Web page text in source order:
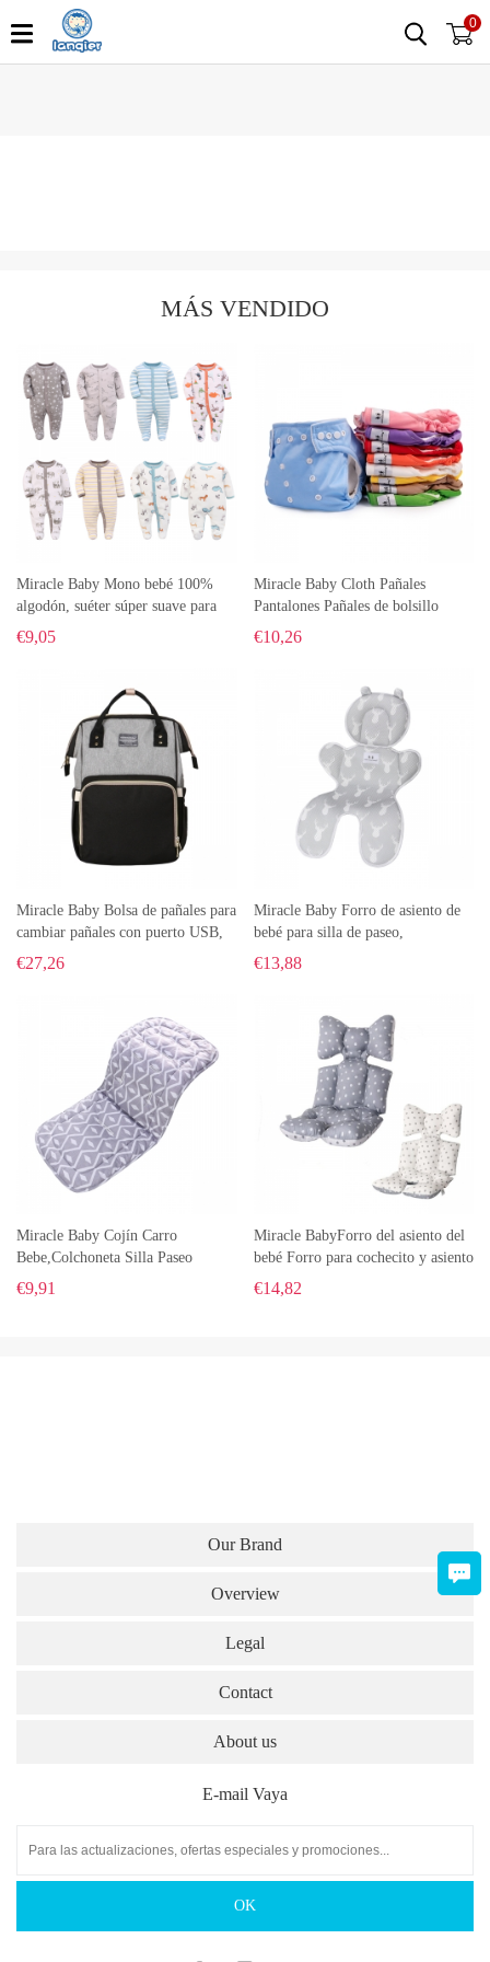
0
MÁS VENDIDO
Miracle Baby Mono bebé 100%
algodón, suéter súper suave para
todas las estaciones, pijama de
algodón para niños pequeños
€9,05
Miracle Baby Cloth Pañales
Pantalones Pañales de bolsillo
reutilizables ajustables para ropa
interior impermeable para bebés
€10,26
Miracle Baby Bolsa de pañales para
cambiar pañales con puerto USB,
bolsillos con aislamiento, bolsas
grandes para pañales, mochila
€27,26
Miracle Baby Forro de asiento de
bebé para silla de paseo,
almohadilla/cojín/forro de asiento
de malla 3D de doble cara para
€13,88
Miracle Baby Cojín Carro
Bebe,Colchoneta Silla Paseo
Universal Verano
Transpirable,Cojín Silla de Paseo
€9,91
Miracle BabyForro del asiento del
bebé Forro para cochecito y asiento
de carro, Cojín de cojín de bebé
grueso transpirable
€14,82
Our Brand
Overview
Legal
Contact
About us
E-mail Vaya